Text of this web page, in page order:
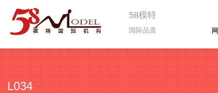
58模特
国际品质
L034